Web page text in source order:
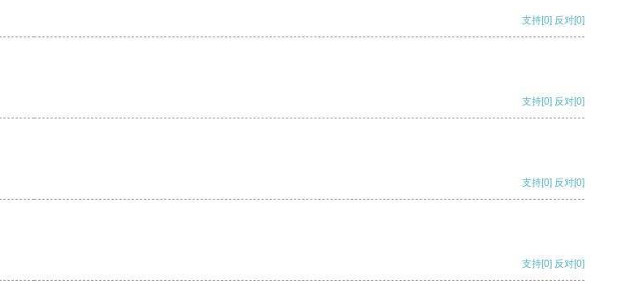
支持[0] 反对[0]
支持[0] 反对[0]
支持[0] 反对[0]
支持[0] 反对[0]